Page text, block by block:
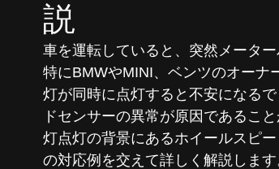
ポルシェ 点検 診断 ポルシェ 車検 MINI
フォルクスワーゲン オイル交換 フォルクスワ
説
車を運転していると、突然メータ
特にBMWやMINI、ベンツのオーナ
灯が同時に点灯すると不安になる
ドセンサーの異常が原因であるこ
灯点灯の背景にあるホイールスピ
の対応例を交えて詳しく解説します